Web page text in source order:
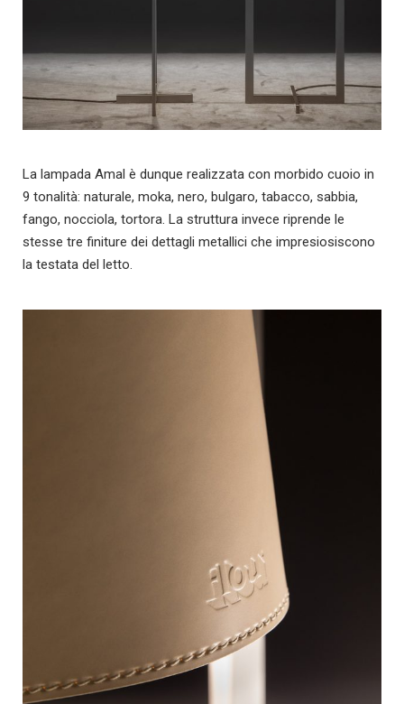
La lampada Amal è dunque realizzata con morbido cuoio in
9 tonalità: naturale, moka, nero, bulgaro, tabacco, sabbia,
fango, nocciola, tortora. La struttura invece riprende le
stesse tre finiture dei dettagli metallici che impresiosiscono
la testata del letto.